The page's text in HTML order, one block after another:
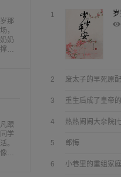
那
，
奶
着
。
二
顾
，
，
你
跟
学
。
是
1
2 废太子的早死原配
3
4 热热闹闹大杂院[
5 郎悔
6 小巷里的重组家